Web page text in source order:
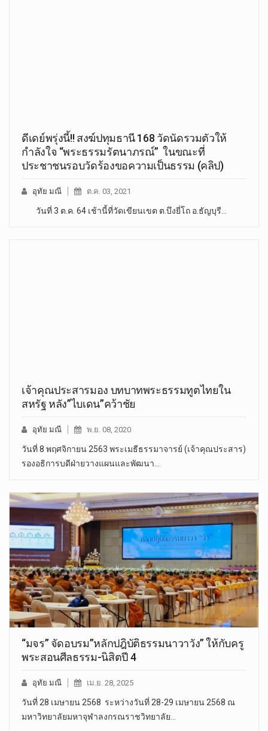
ดีเดย์พรุ่งนี้!! สงฆ์ปทุมธานี 168 วัดนัดรวมตัวให้
กำลังใจ “พระธรรมรัตนาภรณ์” ในขณะที่
ประชาชนรอบวัดร้องขอความเป็นธรรม (คลิป)
อุทัย มณี ต.ค. 03, 2021
วันที่ 3 ต.ค. 64 เช้านี้ที่วัดเขียนเขต ต.บึงยี่โถ อ.ธัญบุรี…
เจ้าคุณประสารมอง บทบาทพระธรรมทูตไทยใน
สหรัฐ หลัง”ไบเดน”คว้าชัย
อุทัย มณี พ.ย. 08, 2020
วันที่ 8 พฤศจิกายน 2563 พระเมธีธรรมาจารย์ (เจ้าคุณประสาร)
รองอธิการบดีฝ่ายวางแผนและพัฒนา…
“มจร” จัดอบรม”หลักปฎิบัติธรรมนาวาวัง” ให้กับครู
พระสอนศีลธรรม-นิสิตปี 4
อุทัย มณี เม.ย. 28, 2025
วันที่ 28 เมษายน 2568 ระหว่างวันที่ 28-29 เมษายน 2568 ณ
มหาวิทยาลัยมหาจุฬาลงกรณราชวิทยาลัย…